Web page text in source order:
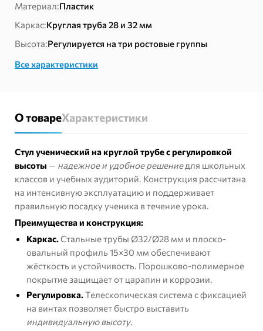
Стул
ученический
круглой
трубе
Материал:Пластик
Каркас:Круглая труба 28 и 32 мм
Высота:Регулируется на три ростовые группы
Все характеристики
О товареХарактеристики
Стул ученический на круглой трубе с регулировкой
высоты — надежное и удобное решениедля школьных
классов и учебных аудиторий. Конструкция рассчитана
на интенсивную эксплуатацию и поддерживает
правильную посадку ученика в течение урока.
Преимущества и конструкция:
Каркас.Стальные трубы Ø32/Ø28 мм и плоско-
овальный профиль 15×30 мм обеспечивают
жёсткость и устойчивость. Порошково-полимерное
покрытие защищает от царапин и коррозии.
Регулировка.Телескопическая система с фиксацией
на винтах позволяет быстро выставить
индивидуальную высоту.